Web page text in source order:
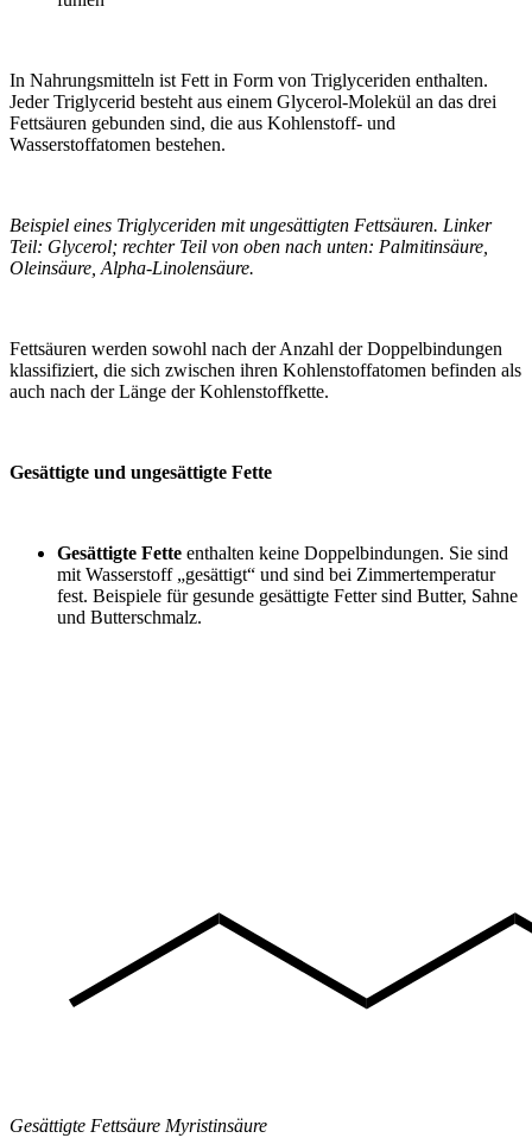
In Nahrungsmitteln ist Fett in Form von Triglyceriden enthalten.
Jeder Triglycerid besteht aus einem Glycerol-Molekül an das drei
Fettsäuren gebunden sind, die aus Kohlenstoff- und
Wasserstoffatomen bestehen.
Beispiel eines Triglyceriden mit ungesättigten Fettsäuren. Linker
Teil: Glycerol; rechter Teil von oben nach unten: Palmitinsäure,
Oleinsäure, Alpha-Linolensäure.
Fettsäuren werden sowohl nach der Anzahl der Doppelbindungen
klassifiziert, die sich zwischen ihren Kohlenstoffatomen befinden als
auch nach der Länge der Kohlenstoffkette.
Gesättigte und ungesättigte Fette
Gesättigte Fette enthalten keine Doppelbindungen. Sie sind
mit Wasserstoff „gesättigt“ und sind bei Zimmertemperatur
fest. Beispiele für gesunde gesättigte Fetter sind Butter, Sahne
und Butterschmalz.
Gesättigte Fettsäure Myristinsäure